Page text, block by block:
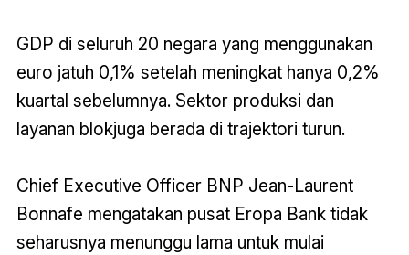
GDP di seluruh 20 negara yang menggunakan
euro jatuh 0,1% setelah meningkat hanya 0,2%
kuartal sebelumnya. Sektor produksi dan
layanan blokjuga berada di trajektori turun.
Chief Executive Officer BNP Jean-Laurent
Bonnafe mengatakan pusat Eropa Bank tidak
seharusnya menunggu lama untuk mulai